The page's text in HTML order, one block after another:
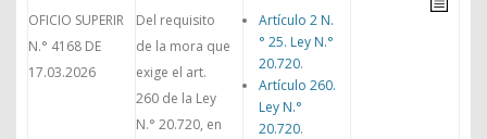
OFICIO SUPERIR
N.° 4168 DE
17.03.2026
Del requisito
de la mora que
exige el art.
260 de la Ley
N.° 20.720, en
Artículo 2 N.
° 25. Ley N.°
20.720.
Artículo 260.
Ley N.°
20.720.